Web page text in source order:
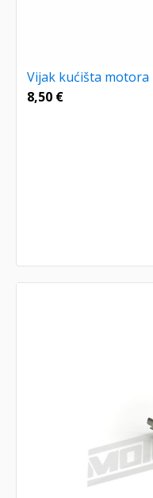
Vijak kućišta motora
8,50 €